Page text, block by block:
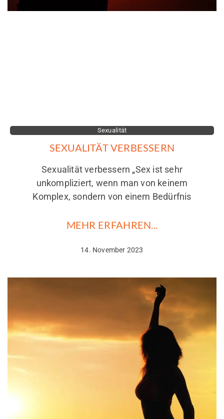
Sexualität
SEXUALITÄT VERBESSERN
Sexualität verbessern „Sex ist sehr
unkompliziert, wenn man von keinem
Komplex, sondern von einem Bedürfnis
MEHR ERFAHREN...
14. November 2023